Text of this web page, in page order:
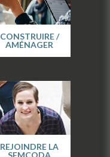
CONSTRUIRE /
AMÉNAGER
REJOINDRE LA
SEMCODA